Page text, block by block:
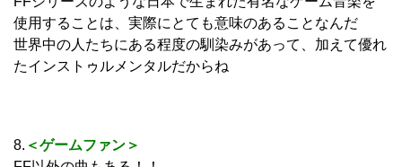
使用することは、実際にとても意味のあることなんだ
世界中の人たちにある程度の馴染みがあって、加えて優れ
たインストゥルメンタルだからね
8. ＜ゲームファン＞